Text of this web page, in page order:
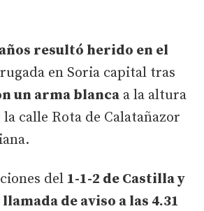
resultó herido en el
en Soria capital tras
un arma blanca a la altura
calle Rota de Calatañazor
del 1-1-2 de Castilla y
de aviso a las 4.31